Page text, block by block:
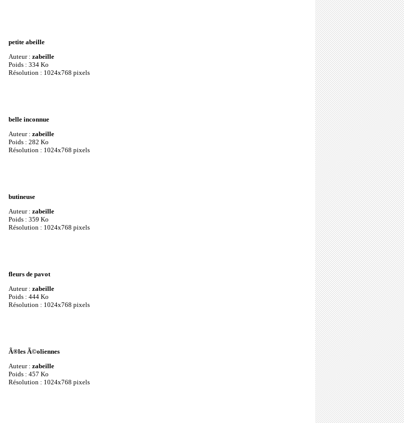
petite abeille
Auteur : zabeille
Poids : 334 Ko
Résolution : 1024x768 pixels
belle inconnue
Auteur : zabeille
Poids : 282 Ko
Résolution : 1024x768 pixels
butineuse
Auteur : zabeille
Poids : 359 Ko
Résolution : 1024x768 pixels
fleurs de pavot
Auteur : zabeille
Poids : 444 Ko
Résolution : 1024x768 pixels
Ã®les Ã©oliennes
Auteur : zabeille
Poids : 457 Ko
Résolution : 1024x768 pixels